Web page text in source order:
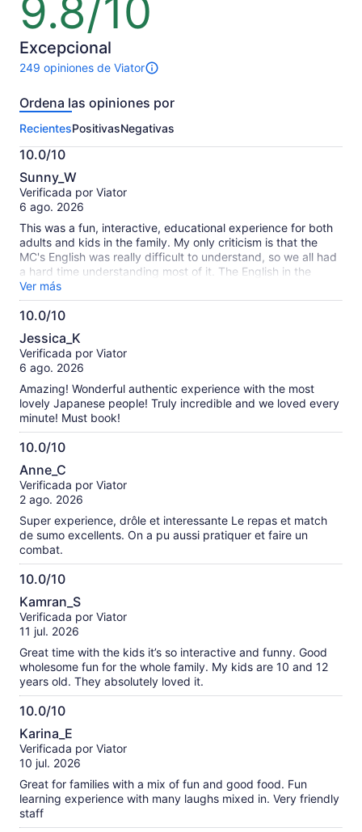
9.8/10
de
10
Excepcional
249 opiniones de Viator
249
sobre
actividad.
Más
información
sobre
las
opiniones
Ordena las opiniones por
RecientesPositivasNegativas
10.0/10
10.0
de
10
Sunny_W
Verificada por Viator
6 ago. 2026
This was a fun, interactive, educational experience for both
adults and kids in the family. My only criticism is that the
MC's English was really difficult to understand, so we all had
a hard time understanding most of it. The English in the
video show was perfect. The venue is very close to Ryogoku
Edo Noren, Sumo Museum, and Ryogoku Sumo Arena. If you
have time, I highly recommend you budget some time to
Ver más
10.0/10
10.0
de
10
Jessica_K
Verificada por Viator
6 ago. 2026
Amazing! Wonderful authentic experience with the most
lovely Japanese people! Truly incredible and we loved every
minute! Must book!
10.0/10
10.0
de
10
Anne_C
Verificada por Viator
2 ago. 2026
Super experience, drôle et interessante Le repas et match
de sumo excellents. On a pu aussi pratiquer et faire un
combat.
10.0/10
10.0
de
10
Kamran_S
Verificada por Viator
11 jul. 2026
Great time with the kids it’s so interactive and funny. Good
wholesome fun for the whole family. My kids are 10 and 12
years old. They absolutely loved it.
10.0/10
10.0
de
10
Karina_E
Verificada por Viator
10 jul. 2026
Great for families with a mix of fun and good food. Fun
learning experience with many laughs mixed in. Very friendly
staff